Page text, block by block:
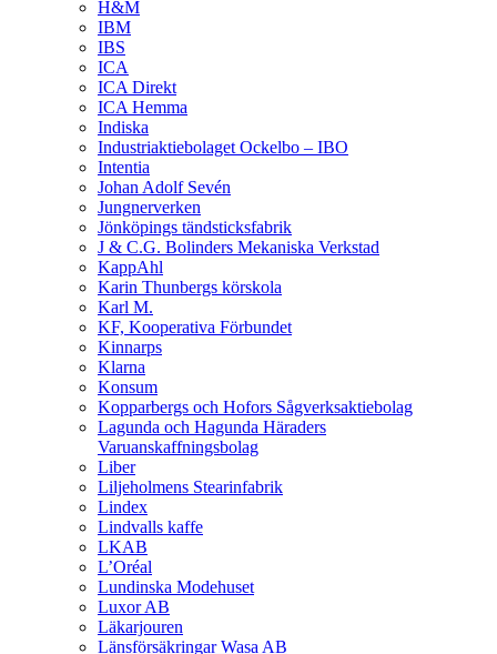
H&M
IBM
IBS
ICA
ICA Direkt
ICA Hemma
Indiska
Industriaktiebolaget Ockelbo – IBO
Intentia
Johan Adolf Sevén
Jungnerverken
Jönköpings tändsticksfabrik
J & C.G. Bolinders Mekaniska Verkstad
KappAhl
Karin Thunbergs körskola
Karl M.
KF, Kooperativa Förbundet
Kinnarps
Klarna
Konsum
Kopparbergs och Hofors Sågverksaktiebolag
Lagunda och Hagunda Häraders
Varuanskaffningsbolag
Liber
Liljeholmens Stearinfabrik
Lindex
Lindvalls kaffe
LKAB
L’Oréal
Lundinska Modehuset
Luxor AB
Läkarjouren
Länsförsäkringar Wasa AB